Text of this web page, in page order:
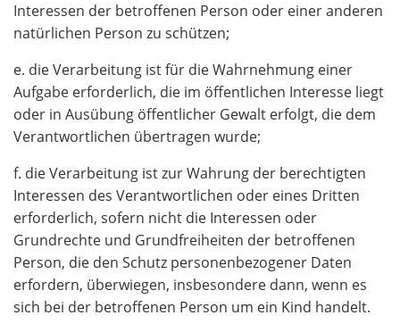
Interessen der betroffenen Person oder einer anderen
natürlichen Person zu schützen;
e. die Verarbeitung ist für die Wahrnehmung einer
Aufgabe erforderlich, die im öffentlichen Interesse liegt
oder in Ausübung öffentlicher Gewalt erfolgt, die dem
Verantwortlichen übertragen wurde;
f. die Verarbeitung ist zur Wahrung der berechtigten
Interessen des Verantwortlichen oder eines Dritten
erforderlich, sofern nicht die Interessen oder
Grundrechte und Grundfreiheiten der betroffenen
Person, die den Schutz personenbezogener Daten
erfordern, überwiegen, insbesondere dann, wenn es
sich bei der betroffenen Person um ein Kind handelt.